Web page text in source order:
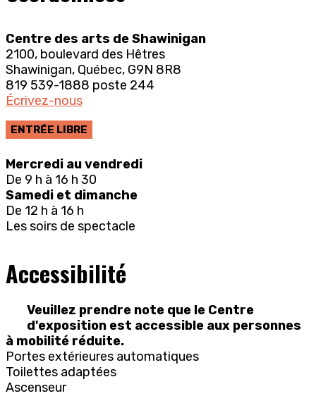
Centre des arts de Shawinigan
2100, boulevard des Hêtres
Shawinigan, Québec, G9N 8R8
819 539-1888 poste 244
Écrivez-nous
ENTRÉE LIBRE
Mercredi au vendredi
De 9 h à 16 h 30
Samedi et dimanche
De 12 h à 16 h
Les soirs de spectacle
Accessibilité
Veuillez prendre note que le Centre
d'exposition est accessible aux personnes
à mobilité réduite.
Portes extérieures automatiques
Toilettes adaptées
Ascenseur